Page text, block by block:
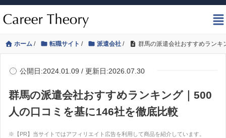
ホーム / 転職サイト / 派遣会社 / 群馬の派遣会社おすすめラン
公開日:2024.01.09 / 更新日:2026.07.30
群馬の派遣会社おすすめランキング｜500
人の口コミを基に146社を徹底比較